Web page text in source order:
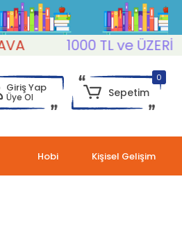
1000 TL ve ÜZERİ
Giriş Yap
Üye Ol
0
Sepetim
Hobi Kişisel Gelişim